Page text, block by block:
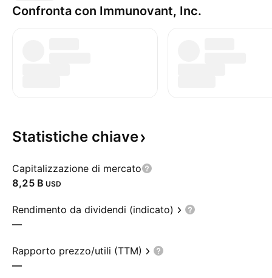
Confronta con Immunovant, Inc.
Statistiche chiave
Capitalizzazione di mercato
‪8,25 B‬ USD
Rendimento da dividendi (indicato)
—
Rapporto prezzo/utili (TTM)
—